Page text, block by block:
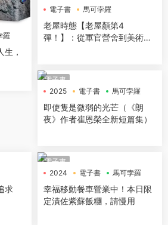
羅
，
電子書 馬可孛羅
老屋時態【老屋顏第4
彈！】：從軍官營舍到美術
流轉軌跡
電子書
2025
電子書 馬可孛羅
即使隻是微弱的光芒（《朗
夜》作者崔恩榮全新短篇集）
求
電子書
2024
電子書 馬可孛羅
幸福移動餐車營業中！本日限
定漬佐紫蘇飯糰，請慢用